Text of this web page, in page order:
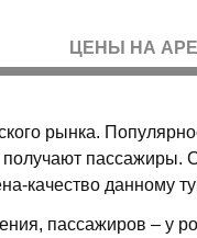
рынка.
пассажиры.
качество данному
пассажиров – у
ЦЕНЫ НА